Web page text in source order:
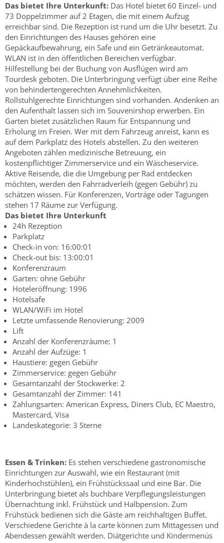
Das bietet Ihre Unterkunft: Das Hotel bietet 60 Einzel- und
73 Doppelzimmer auf 2 Etagen, die mit einem Aufzug
erreichbar sind. Die Rezeption ist rund um die Uhr besetzt. Zu
den Einrichtungen des Hauses gehören eine
Gepäckaufbewahrung, ein Safe und ein Getränkeautomat.
WLAN ist in den öffentlichen Bereichen verfügbar.
Hilfestellung bei der Buchung von Ausflügen wird am
Tourdesk geboten. Die Unterbringung verfügt über eine Reihe
von behindertengerechten Annehmlichkeiten.
Rollstuhlgerechte Einrichtungen sind vorhanden. Andenken an
den Aufenthalt lassen sich im Souvenirshop erwerben. Ein
Garten bietet zusätzlichen Raum für Entspannung und
Erholung im Freien. Wer mit dem Fahrzeug anreist, kann es
auf dem Parkplatz des Hotels abstellen. Zu den weiteren
Angeboten zählen medizinische Betreuung, ein
kostenpflichtiger Zimmerservice und ein Wäscheservice.
Aktive Reisende, die die Umgebung per Rad entdecken
möchten, werden den Fahrradverleih (gegen Gebühr) zu
schätzen wissen. Für Konferenzen, Vorträge oder Tagungen
stehen 17 Räume zur Verfügung.
Das bietet Ihre Unterkunft
24h Rezeption
Parkplatz
Check-in von: 16:00:01
Check-out bis: 13:00:01
Konferenzraum
Garten: ohne Gebühr
Hoteleröffnung: 1996
Hotelsafe
WLAN/WiFi im Hotel
Letzte umfassende Renovierung: 2009
Lift
Anzahl der Konferenzräume: 1
Anzahl der Aufzüge: 1
Haustiere: gegen Gebühr
Zimmerservice: gegen Gebühr
Gesamtanzahl der Stockwerke: 2
Gesamtanzahl der Zimmer: 141
Zahlungsarten: American Express, Diners Club, EC Maestro,
Mastercard, Visa
Landeskategorie: 3 Sterne
Essen & Trinken: Es stehen verschiedene gastronomische
Einrichtungen zur Auswahl, wie ein Restaurant (mit
Kinderhochstühlen), ein Frühstückssaal und eine Bar. Die
Unterbringung bietet als buchbare Verpflegungsleistungen
Übernachtung inkl. Frühstück und Halbpension. Zum
Frühstück bedienen sich die Gäste am reichhaltigen Buffet.
Verschiedene Gerichte à la carte können zum Mittagessen und
Abendessen gewählt werden. Diätgerichte und Kindermenüs